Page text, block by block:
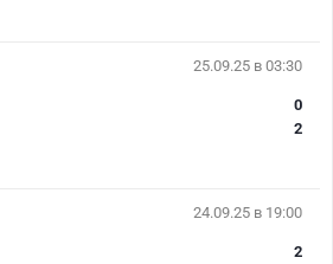
25.09.25 в 03:30
0
2
24.09.25 в 19:00
2